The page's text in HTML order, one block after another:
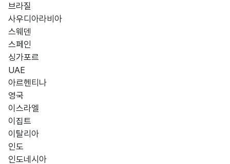
브라질
사우디아라비아
스웨덴
스페인
싱가포르
UAE
아르헨티나
영국
이스라엘
이집트
이탈리아
인도
인도네시아